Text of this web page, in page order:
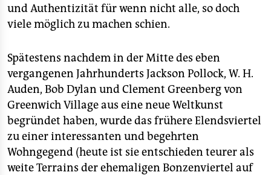
und Authentizität für wenn nicht alle, so doch
viele möglich zu machen schien.
Spätestens nachdem in der Mitte des eben
vergangenen Jahrhunderts Jackson Pollock, W. H.
Auden, Bob Dylan und Clement Greenberg von
Greenwich Village aus eine neue Weltkunst
begründet haben, wurde das frühere Elendsviertel
zu einer interessanten und begehrten
Wohngegend (heute ist sie entschieden teurer als
weite Terrains der ehemaligen Bonzenviertel auf